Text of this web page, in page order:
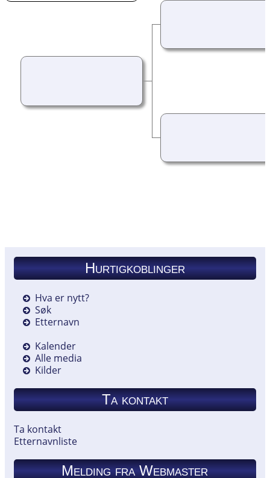
Hurtigkoblinger
Hva er nytt?
Søk
Etternavn
Kalender
Alle media
Kilder
Ta kontakt
Ta kontakt
Etternavnliste
Melding fra Webmaster